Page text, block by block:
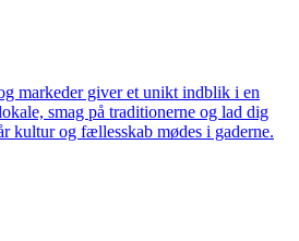
markeder giver et unikt indblik i en
smag på traditionerne og lad dig
kultur og fællesskab mødes i gaderne.